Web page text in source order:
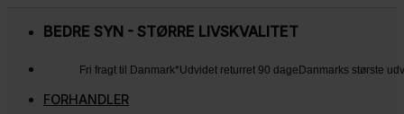
BEDRE SYN - STØRRE LIVSKVALITET
Fri fragt til Danmark*Udvidet returret 90 dage Danmarks største
FORHANDLER